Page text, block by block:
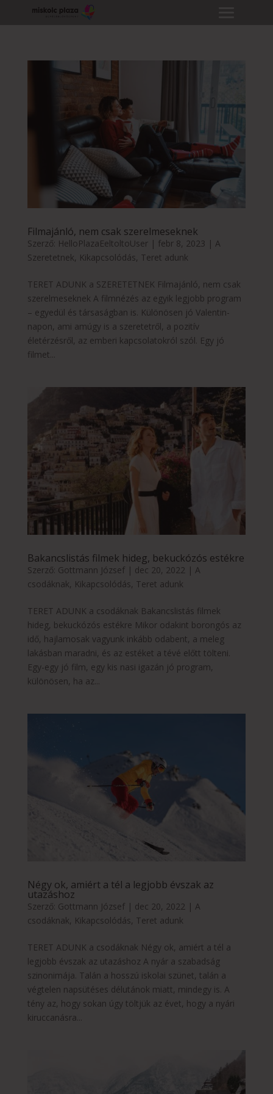
Filmajánló, nem csak szerelmeseknek
Szerző: HelloPlazaEeltoltoUser| febr 8, 2023 | A
Szeretetnek, Kikapcsolódás, Teret adunk
TERET ADUNK a SZERETETNEK Filmajánló, nem csak
szerelmeseknek A filmnézés az egyik legjobb program
– egyedül és társaságban is. Különösen jó Valentin-
napon, ami amúgy is a szeretetről, a pozitív
életérzésről, az emberi kapcsolatokról szól. Egy jó
filmet...
Bakancslistás filmek hideg, bekuckózós estékre
Szerző: Gottmann József| dec 20, 2022 | A
csodáknak, Kikapcsolódás, Teret adunk
TERET ADUNK a csodáknak Bakancslistás filmek
hideg, bekuckózós estékre Mikor odakint borongós az
idő, hajlamosak vagyunk inkább odabent, a meleg
lakásban maradni, és az estéket a tévé előtt tölteni.
Egy-egy jó film, egy kis nasi igazán jó program,
különösen, ha az...
Négy ok, amiért a tél a legjobb évszak az
utazáshoz
Szerző: Gottmann József| dec 20, 2022 | A
csodáknak, Kikapcsolódás, Teret adunk
TERET ADUNK a csodáknak Négy ok, amiért a tél a
legjobb évszak az utazáshoz A nyár a szabadság
szinonimája. Talán a hosszú iskolai szünet, talán a
végtelen napsütéses délutánok miatt, mindegy is. A
tény az, hogy sokan úgy töltjük az évet, hogy a nyári
kiruccanásra...